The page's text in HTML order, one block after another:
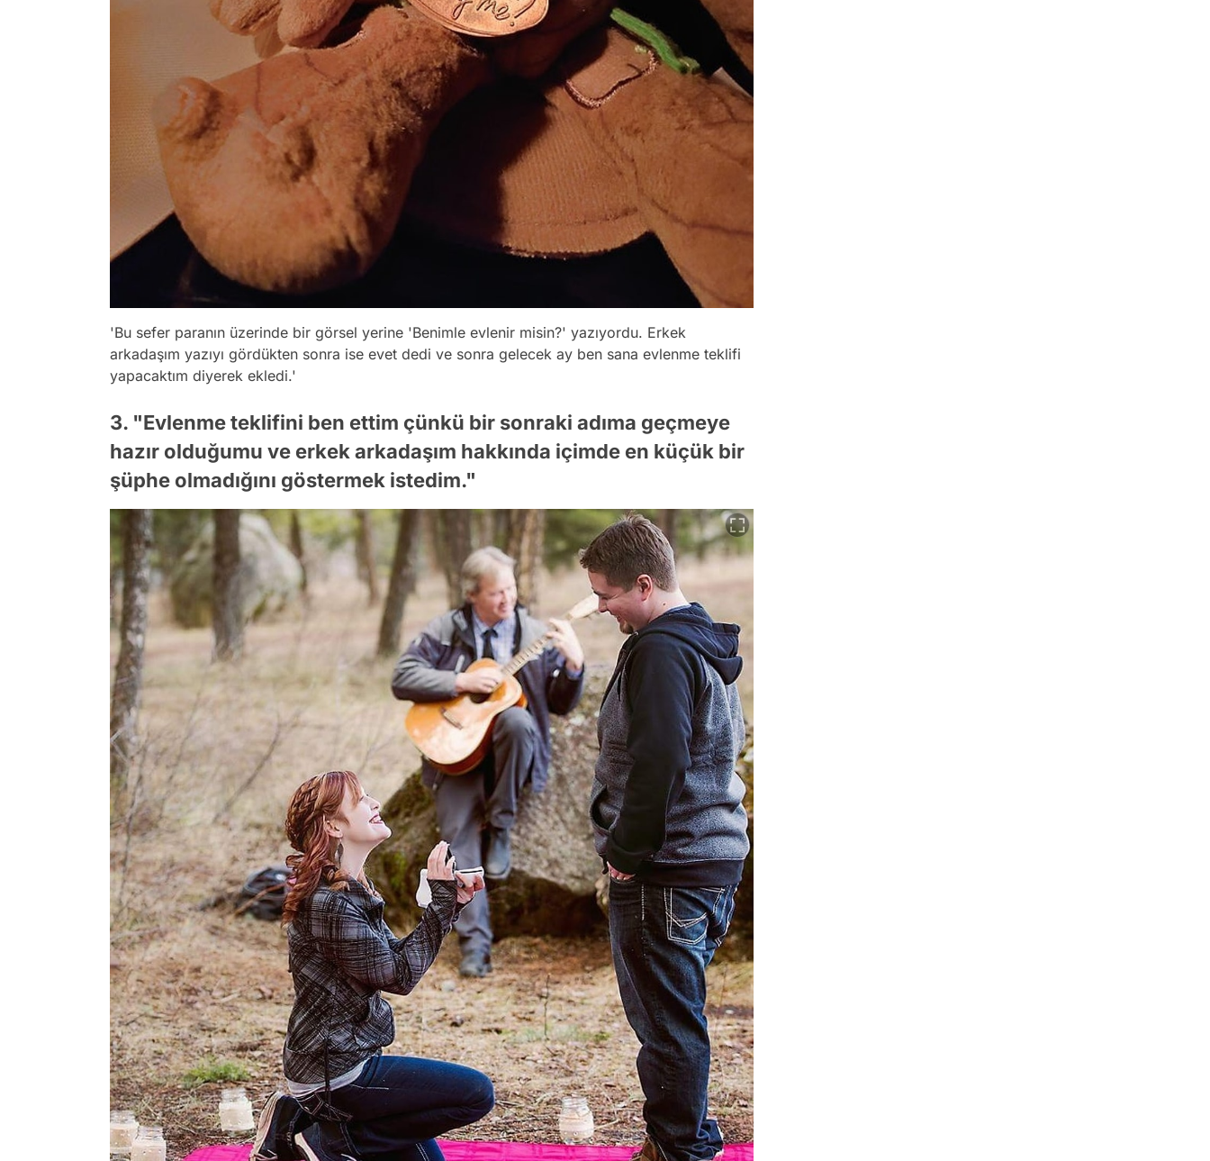
'Bu sefer paranın üzerinde bir görsel yerine 'Benimle evlenir misin?' yazıyordu. Erkek
arkadaşım yazıyı gördükten sonra ise evet dedi ve sonra gelecek ay ben sana evlenme teklifi
yapacaktım diyerek ekledi.'
3. "Evlenme teklifini ben ettim çünkü bir sonraki adıma geçmeye
hazır olduğumu ve erkek arkadaşım hakkında içimde en küçük bir
şüphe olmadığını göstermek istedim."